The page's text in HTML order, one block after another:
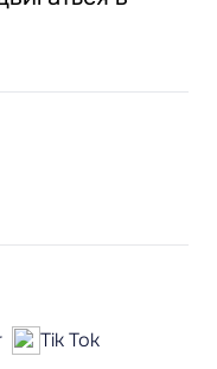
Tik Tok